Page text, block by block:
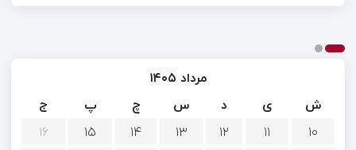
مرداد ۱۴۰۵
ش
ی د س چ پ
ج
۱۰
۱۱ ۱۲ ۱۳ ۱۴ ۱۵
۱۶